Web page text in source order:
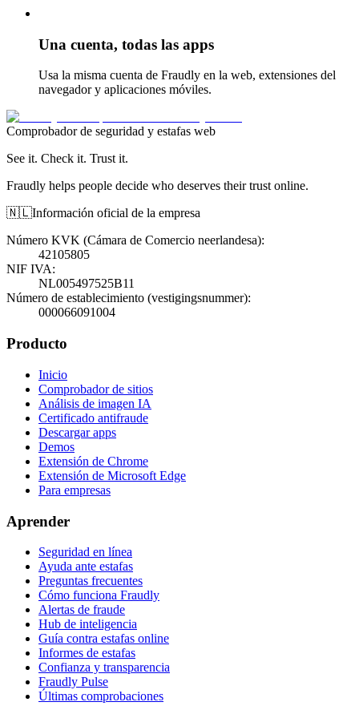
Una cuenta, todas las apps
Usa la misma cuenta de Fraudly en la web, extensiones del
navegador y aplicaciones móviles.
Comprobador de seguridad y estafas web
See it. Check it. Trust it.
Fraudly helps people decide who deserves their trust online.
🇳🇱Información oficial de la empresa
Número KVK (Cámara de Comercio neerlandesa):
42105805
NIF IVA:
NL005497525B11
Número de establecimiento (vestigingsnummer):
000066091004
Producto
Inicio
Comprobador de sitios
Análisis de imagen IA
Certificado antifraude
Descargar apps
Demos
Extensión de Chrome
Extensión de Microsoft Edge
Para empresas
Aprender
Seguridad en línea
Ayuda ante estafas
Preguntas frecuentes
Cómo funciona Fraudly
Alertas de fraude
Hub de inteligencia
Guía contra estafas online
Informes de estafas
Confianza y transparencia
Fraudly Pulse
Últimas comprobaciones